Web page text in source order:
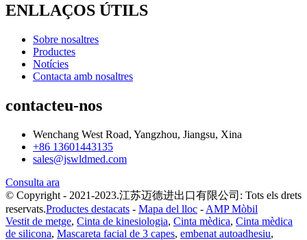
ENLLAÇOS ÚTILS
Sobre nosaltres
Productes
Notícies
Contacta amb nosaltres
contacteu-nos
Wenchang West Road, Yangzhou, Jiangsu, Xina
+86 13601443135
sales@jswldmed.com
Consulta ara
© Copyright - 2021-2023.江苏迈德进出口有限公司: Tots els drets
reservats.Productes destacats - Mapa del lloc - AMP Mòbil
Vestit de metge, Cinta de kinesiologia, Cinta mèdica, Cinta mèdica
de silicona, Mascareta facial de 3 capes, embenat autoadhesiu,